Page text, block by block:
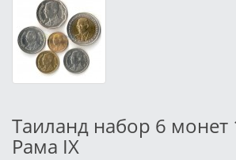
Таиланд набор 6 монет
Рама IX